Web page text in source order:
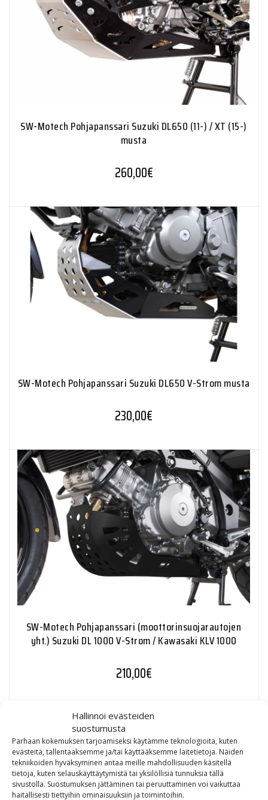
Hallinnoi evästeiden
suostumusta
Parhaan kokemuksen tarjoamiseksi käytämme teknologioita, kuten
evästeitä, tallentaaksemme ja/tai käyttääksemme laitetietoja. Näiden
tekniikoiden hyväksyminen antaa meille mahdollisuuden käsitellä
tietoja, kuten selauskäyttäytymistä tai yksilöllisiä tunnuksia tällä
sivustolla. Suostumuksen jättäminen tai peruuttaminen voi vaikuttaa
haitallisesti tiettyihin ominaisuuksiin ja toimintoihin.
SW-Motech Pohjapanssari Suzuki DL650 (11-) / XT (15-)
musta
260,00€
SW-Motech Pohjapanssari Suzuki DL650 V-Strom musta
230,00€
SW-Motech Pohjapanssari (moottorinsuojarautojen
yht.) Suzuki DL 1000 V-Strom / Kawasaki KLV 1000
210,00€